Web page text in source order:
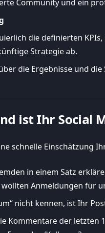
Community und ein
die definierten
Strategie ab.
die Ergebnisse und
ist Ihr Social
schnelle Einschätzung
in einem Satz
Anmeldungen für
nicht kennen, ist Ihr
Kommentare der